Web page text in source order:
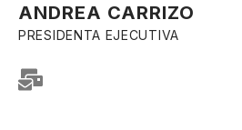
ANDREA CARRIZO
PRESIDENTA EJECUTIVA